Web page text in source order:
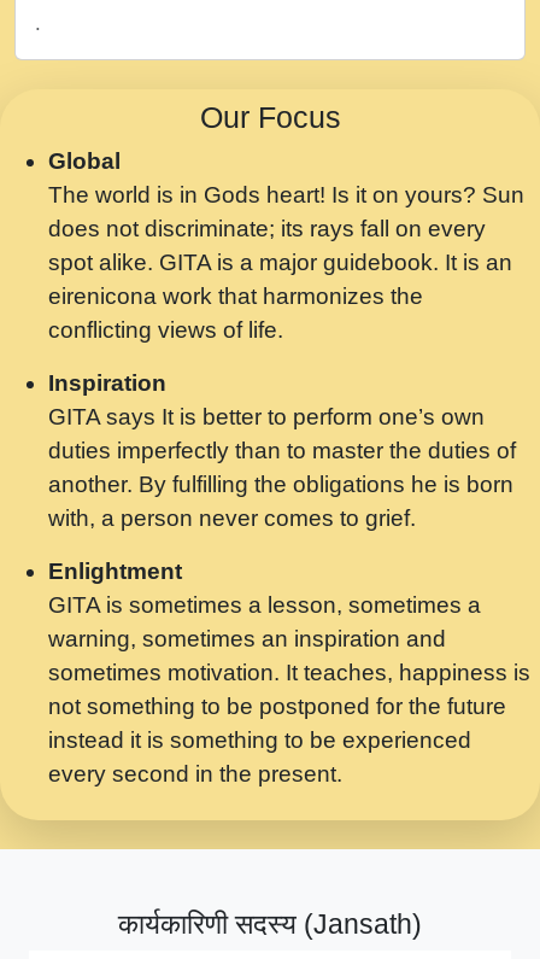
Chahe Ram Ho Chahe Shyam Ho.mp3
मझ अपन जवन बनन न आय, रठ हर क मनन न आय
Shri ravinandan shastri ji maharaj.mp3
मन अशांत मंत्र जाप - गीता प्रेरणा -Swami
Gyananand Ji Maharaj.mp3
मन बध लय परम वल कगन Special Shyam
Saawariya.mp3
मर गनय न अपरध लडडल शर रध.... Shri
ravinandan shastri ji maharaj.mp3
मेरे मन हरी का ध्यान लगा - भजन भाव - 2018 -
Rishikesh - Swami Gyananand Ji
Maharaj.mp3
यह हसरत तलब ह नकज कमर Yahi Hasraten
Talab Hai Bhav Pravah #bhajan.mp3
लडल ज बल ल क ज न लग Sadhvi Purnima Ji
7.9.2021 जवल नगर दलल #बसर.mp3
सख भ मझ पयर ह दख भ मझ पयर ह!छड म कस दत
सपरहट भजन 2021 - तर अखय ह जद भर बहर ज म
सपरहट शयम भजन - जय जय शयम जय जय शयम
.
Our Focus
Global
The world is in Gods heart! Is it on yours? Sun
does not discriminate; its rays fall on every
spot alike. GITA is a major guidebook. It is an
eirenicona work that harmonizes the
conflicting views of life.
Inspiration
GITA says It is better to perform one’s own
duties imperfectly than to master the duties of
another. By fulfilling the obligations he is born
with, a person never comes to grief.
Enlightment
GITA is sometimes a lesson, sometimes a
warning, sometimes an inspiration and
sometimes motivation. It teaches, happiness is
not something to be postponed for the future
instead it is something to be experienced
every second in the present.
कार्यकारिणी सदस्य (Jansath)